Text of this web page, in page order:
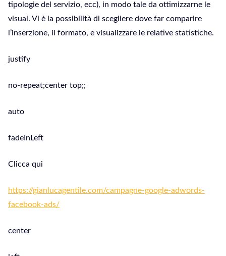
tipologie del servizio, ecc), in modo tale da ottimizzarne le
visual. Vi è la possibilità di scegliere dove far comparire
l’inserzione, il formato, e visualizzare le relative statistiche.
justify
no-repeat;center top;;
auto
fadeInLeft
Clicca qui
https://gianlucagentile.com/campagne-google-adwords-
facebook-ads/
center